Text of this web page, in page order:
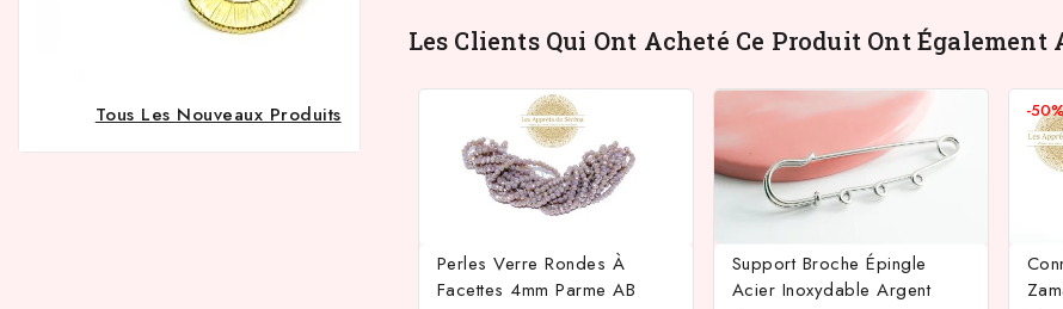
Tous Les Nouveaux Produits
Les Clients Qui Ont Acheté Ce Produit Ont Également
Perles Verre Rondes À
Facettes 4mm Parme AB
Support Broche Épingle
Acier Inoxydable Argent
-